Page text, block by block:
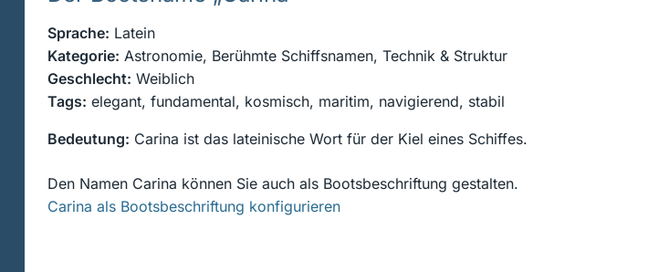
Sprache: Latein
Kategorie: Astronomie, Berühmte Schiffsnamen, Technik & Struktur
Geschlecht: Weiblich
Tags: elegant, fundamental, kosmisch, maritim, navigierend, stabil
Bedeutung: Carina ist das lateinische Wort für der Kiel eines Schiffes.
Den Namen Carina können Sie auch als Bootsbeschriftung gestalten.
Carina als Bootsbeschriftung konfigurieren